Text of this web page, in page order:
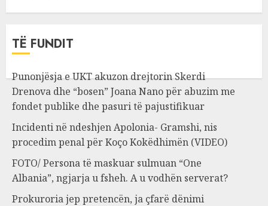
TË FUNDIT
Punonjësja e UKT akuzon drejtorin Skerdi
Drenova dhe “bosen” Joana Nano për abuzim me
fondet publike dhe pasuri të pajustifikuar
Incidenti në ndeshjen Apolonia- Gramshi, nis
procedim penal për Koço Kokëdhimën (VIDEO)
FOTO/ Persona të maskuar sulmuan “One
Albania”, ngjarja u fsheh. A u vodhën serverat?
Prokuroria jep pretencën, ja çfarë dënimi